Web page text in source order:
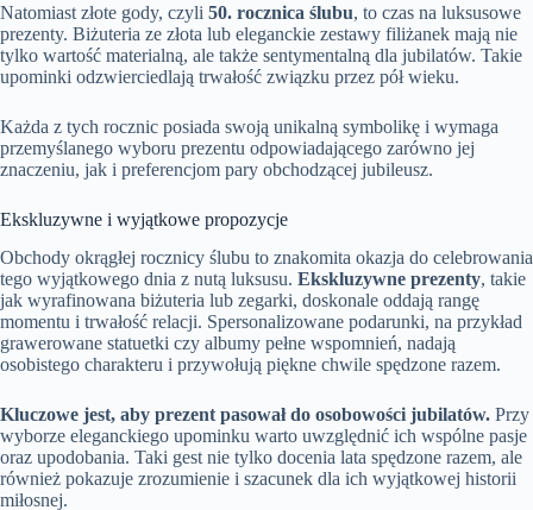
Natomiast złote gody, czyli 50. rocznica ślubu, to czas na luksusowe
prezenty. Biżuteria ze złota lub eleganckie zestawy filiżanek mają nie
tylko wartość materialną, ale także sentymentalną dla jubilatów. Takie
upominki odzwierciedlają trwałość związku przez pół wieku.
Każda z tych rocznic posiada swoją unikalną symbolikę i wymaga
przemyślanego wyboru prezentu odpowiadającego zarówno jej
znaczeniu, jak i preferencjom pary obchodzącej jubileusz.
Ekskluzywne i wyjątkowe propozycje
Obchody okrągłej rocznicy ślubu to znakomita okazja do celebrowania
tego wyjątkowego dnia z nutą luksusu. Ekskluzywne prezenty, takie
jak wyrafinowana biżuteria lub zegarki, doskonale oddają rangę
momentu i trwałość relacji. Spersonalizowane podarunki, na przykład
grawerowane statuetki czy albumy pełne wspomnień, nadają
osobistego charakteru i przywołują piękne chwile spędzone razem.
Kluczowe jest, aby prezent pasował do osobowości jubilatów. Przy
wyborze eleganckiego upominku warto uwzględnić ich wspólne pasje
oraz upodobania. Taki gest nie tylko docenia lata spędzone razem, ale
również pokazuje zrozumienie i szacunek dla ich wyjątkowej historii
miłosnej.